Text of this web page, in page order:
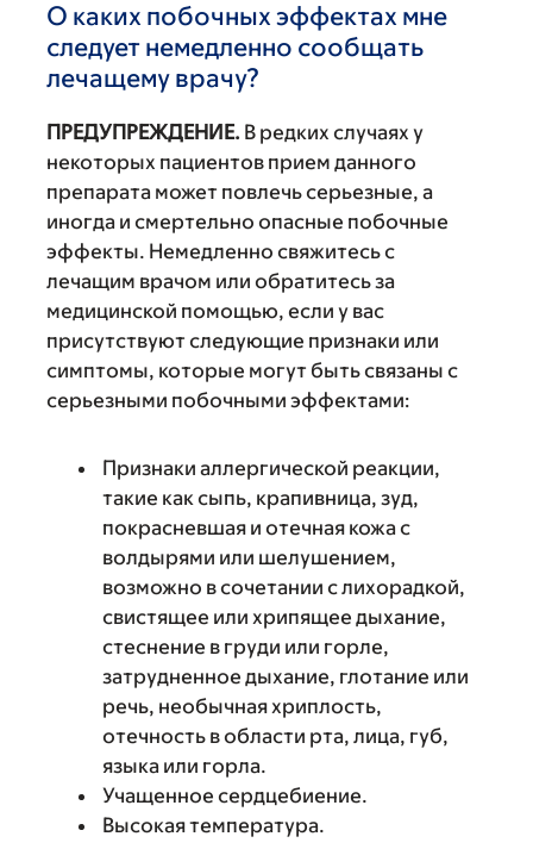
О каких побочных эффектах мне
следует немедленно сообщать
лечащему врачу?
ПРЕДУПРЕЖДЕНИЕ. В редких случаях у
некоторых пациентов прием данного
препарата может повлечь серьезные, а
иногда и смертельно опасные побочные
эффекты. Немедленно свяжитесь с
лечащим врачом или обратитесь за
медицинской помощью, если у вас
присутствуют следующие признаки или
симптомы, которые могут быть связаны с
серьезными побочными эффектами:
Признаки аллергической реакции,
такие как сыпь, крапивница, зуд,
покрасневшая и отечная кожа с
волдырями или шелушением,
возможно в сочетании с лихорадкой,
свистящее или хрипящее дыхание,
стеснение в груди или горле,
затрудненное дыхание, глотание или
речь, необычная хриплость,
отечность в области рта, лица, губ,
языка или горла.
Учащенное сердцебиение.
Высокая температура.